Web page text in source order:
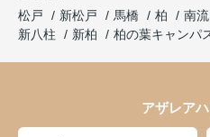
松戸
新松戸 馬橋 柏 南
新八柱
新柏 柏の葉キャンパ
アザレア